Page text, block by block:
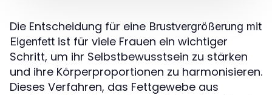
Die Entscheidung für eine Brustvergrößerung mit
Eigenfett ist für viele Frauen ein wichtiger
Schritt, um ihr Selbstbewusstsein zu stärken
und ihre Körperproportionen zu harmonisieren.
Dieses Verfahren, das Fettgewebe aus